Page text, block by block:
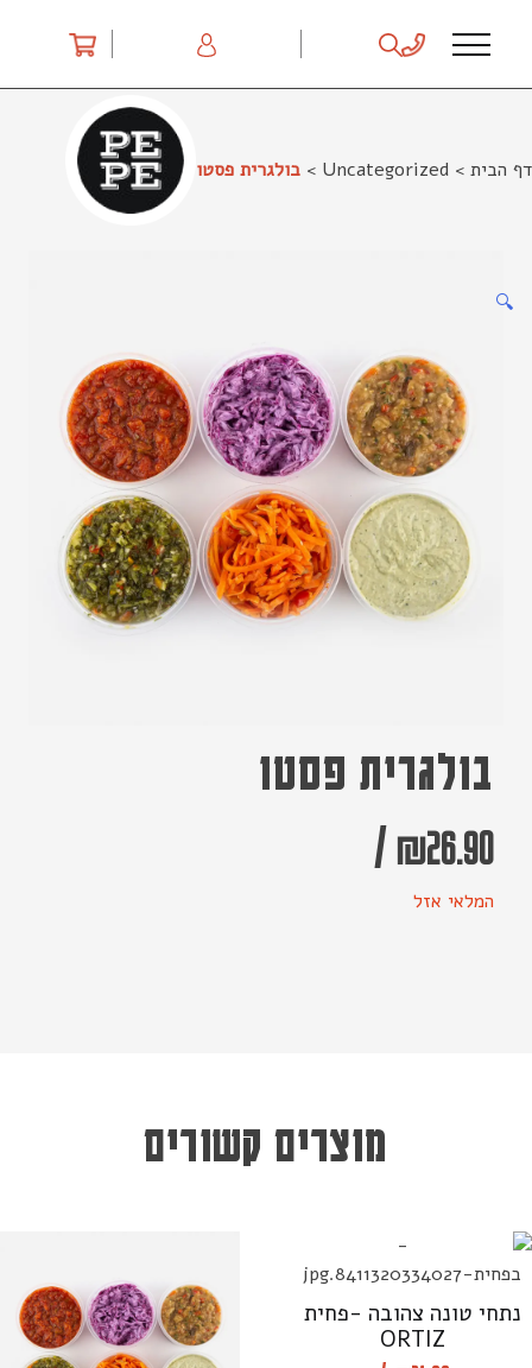
דף הבית >
Uncategorized
> בולגרית פסטו
🔍
בולגרית פסטו
₪26.90
/
המלאי אזל
מוצרים קשורים
נתחי טונה צהובה -פחית
ORTIZ